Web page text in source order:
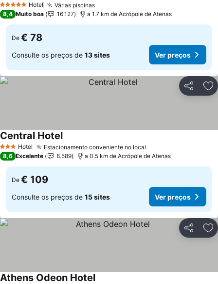
5 Estrelas Hotel Várias piscinas
8,4 Muito boa 16.127 a 1.7 km de Acrópole de Atenas
De € 78
Consulte os preços de 13 sites Ver preços
Partilhar
3 EstrelasHotel Estacionamento conveniente no local
Central Hotel
8,6 Excelente 8.589 a 0.5 km de Acrópole de Atenas
De € 109
Consulte os preços de 15 sites Ver preços
Partilhar
Athens Odeon Hotel